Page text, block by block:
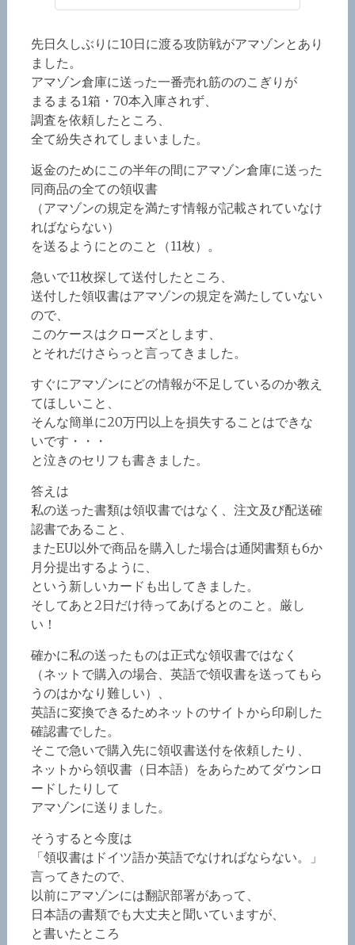
先日久しぶりに10日に渡る攻防戦がアマゾンとあり
ました。
アマゾン倉庫に送った一番売れ筋ののこぎりが
まるまる1箱・70本入庫されず、
調査を依頼したところ、
全て紛失されてしまいました。
返金のためにこの半年の間にアマゾン倉庫に送った
同商品の全ての領収書
（アマゾンの規定を満たす情報が記載されていなけ
ればならない）
を送るようにとのこと（11枚）。
急いで11枚探して送付したところ、
送付した領収書はアマゾンの規定を満たしていない
ので、
このケースはクローズとします、
とそれだけさらっと言ってきました。
すぐにアマゾンにどの情報が不足しているのか教え
てほしいこと、
そんな簡単に20万円以上を損失することはできな
いです・・・
と泣きのセリフも書きました。
答えは
私の送った書類は領収書ではなく、注文及び配送確
認書であること、
またEU以外で商品を購入した場合は通関書類も6か
月分提出するように、
という新しいカードも出してきました。
そしてあと2日だけ待ってあげるとのこと。厳し
い！
確かに私の送ったものは正式な領収書ではなく
（ネットで購入の場合、英語で領収書を送ってもら
うのはかなり難しい）、
英語に変換できるためネットのサイトから印刷した
確認書でした。
そこで急いで購入先に領収書送付を依頼したり、
ネットから領収書（日本語）をあらためてダウンロ
ードしたりして
アマゾンに送りました。
そうすると今度は
「領収書はドイツ語か英語でなければならない。」
言ってきたので、
以前にアマゾンには翻訳部署があって、
日本語の書類でも大丈夫と聞いていますが、
と書いたところ